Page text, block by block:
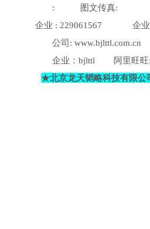
: 图文传真:
企业 : 229061567企业
公司: www.bjlttl.com.cn
企业： bjlttl 阿里旺旺
★北京龙天韬略科技有限公